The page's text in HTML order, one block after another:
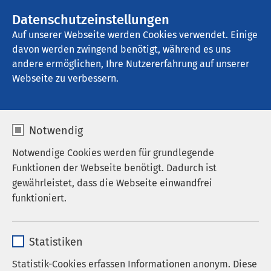
Datenschutzeinstellungen
Auf unserer Webseite werden Cookies verwendet. Einige
davon werden zwingend benötigt, während es uns
andere ermöglichen, Ihre Nutzererfahrung auf unserer
Webseite zu verbessern.
Notwendig
Notwendige Cookies werden für grundlegende
Funktionen der Webseite benötigt. Dadurch ist
gewährleistet, dass die Webseite einwandfrei
funktioniert.
Anbieter sgalinski
Statistiken
Statistik-Cookies erfassen Informationen anonym. Diese
AMEOS Klinikum St. Elisabeth Neuburg
Interdisziplinäres
Schmerzzentrum